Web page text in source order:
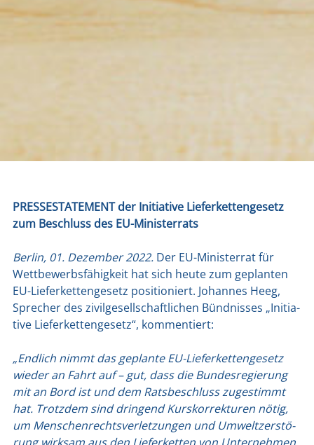
PRESSESTATEMENT der Initia­ti­ve Lie­fer­ket­ten­ge­setz
zum Beschluss des EU-Minis­ter­rats
Ber­lin, 01. Dezem­ber 2022.Der EU-Minis­ter­rat für
Wett­be­werbs­fä­hig­keit hat sich heu­te zum geplan­ten
EU-Lie­fer­ket­ten­ge­setz posi­tio­niert. Johan­nes Heeg,
Spre­cher des zivil­ge­sell­schaft­li­chen Bünd­nis­ses „Initia­
ti­ve Lie­fer­ket­ten­ge­setz“, kom­men­tiert:
„End­lich nimmt das geplan­te EU-Lie­fer­ket­ten­ge­setz
wie­der an Fahrt auf – gut, dass die Bun­des­re­gie­rung
mit an Bord ist und dem Rats­be­schluss zuge­stimmt
hat. Trotz­dem sind drin­gend Kurs­kor­rek­tu­ren nötig,
um Men­schen­rechts­ver­let­zun­gen und Umwelt­zer­stö­